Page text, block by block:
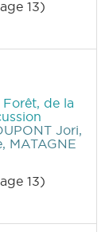
13)
de la
Jori,
MATAGNE
13)